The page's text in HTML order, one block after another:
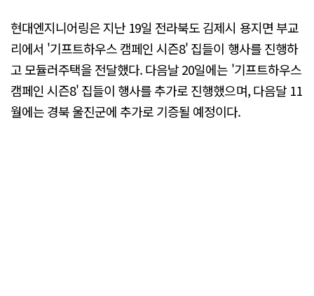
현대엔지니어링은 지난 19일 전라북도 김제시 용지면 부교
리에서 '기프트하우스 캠페인 시즌8' 집들이 행사를 진행하
고 모듈러주택을 전달했다. 다음날 20일에는 '기프트하우스
캠페인 시즌8' 집들이 행사를 추가로 진행했으며, 다음달 11
월에는 경북 울진군에 추가로 기증될 예정이다.